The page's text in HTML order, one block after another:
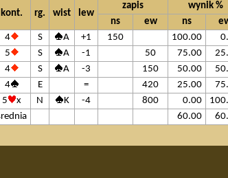
kont. rg. wist lew
zapis
wynik %
ns
ew ns
4 S A +1 150 100.00
5 S A -1 50 75.00
4 S A -3 150 50.00
4 E = 420 25.00
5 x N K -4 800 0.00
60.00